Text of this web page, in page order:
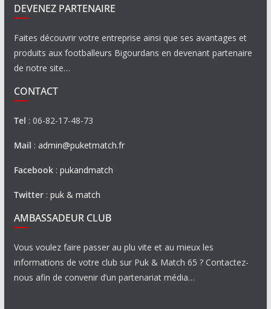
DEVENEZ PARTENAIRE
Faites découvrir votre entreprise ainsi que ses avantages et
produits aux footballeurs Bigourdans en devenant partenaire
de notre site…
CONTACT
Tel : 06-82-17-48-73
Mail : admin@puketmatch.fr
Facebook: pukandmatch
Twitter: puk & match
AMBASSADEUR CLUB
Vous voulez faire passer au plu vite et au mieux les
informations de votre club sur Puk & Match 65 ? Contactez-
nous afin de convenir d’un partenariat média…